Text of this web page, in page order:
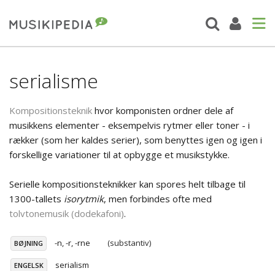
serialisme
Kompositionsteknik hvor komponisten ordner dele af
musikkens elementer - eksempelvis rytmer eller toner - i
rækker (som her kaldes serier), som benyttes igen og igen i
forskellige variationer til at opbygge et musikstykke.
Serielle kompositionsteknikker kan spores helt tilbage til
1300-tallets isorytmik, men forbindes ofte med
tolvtonemusik (dodekafoni).
BØJNING -n, -r, -rne (substantiv)
ENGELSK serialism